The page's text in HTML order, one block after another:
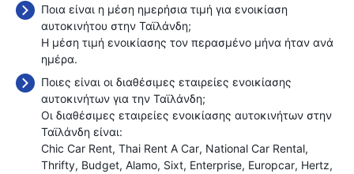
Ποια είναι η μέση ημερήσια τιμή για ενοικίαση
αυτοκινήτου στην Ταϊλάνδη;
Η μέση τιμή ενοικίασης τον περασμένο μήνα ήταν ανά
ημέρα.
Ποιες είναι οι διαθέσιμες εταιρείες ενοικίασης
αυτοκινήτων για την Ταϊλάνδη;
Οι διαθέσιμες εταιρείες ενοικίασης αυτοκινήτων στην
Ταϊλάνδη είναι:
Chic Car Rent Thai Rent A Car National Car Rental
Thrifty Budget Alamo Sixt Enterprise Europcar Hertz